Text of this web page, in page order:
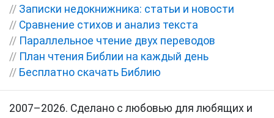
// Записки недокнижника: статьи и новости
// Сравнение стихов и анализ текста
// Параллельное чтение двух переводов
// План чтения Библии на каждый день
// Бесплатно скачать Библию
2007–2026. Сделано с любовью для любящих и